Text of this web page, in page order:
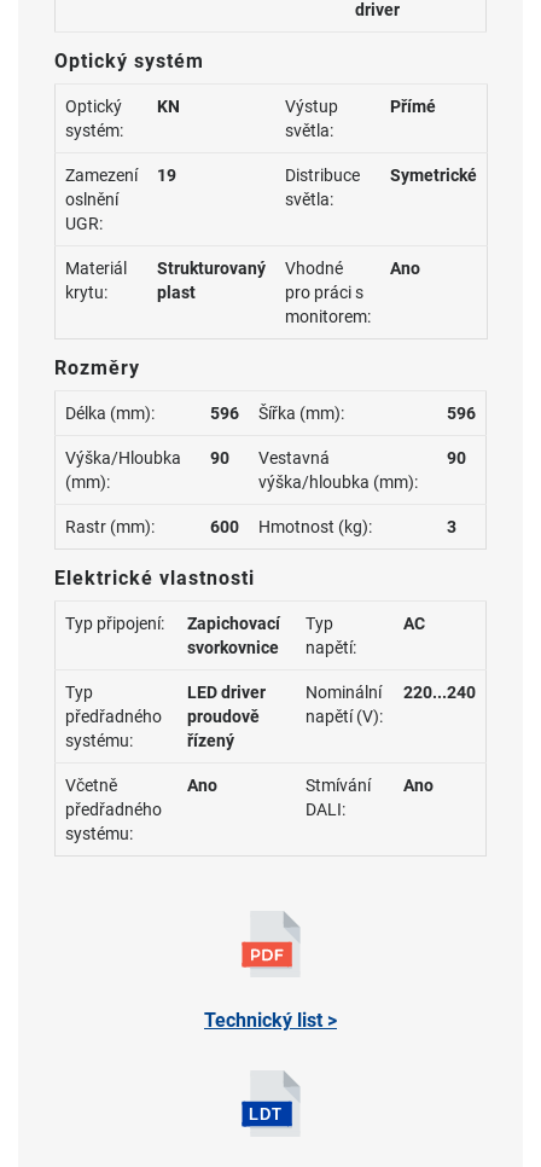
driver
Optický systém
Optický
systém:
KN
Výstup
světla:
Přímé
Zamezení
oslnění
UGR:
19
Distribuce
světla:
Symetrické
Materiál
krytu:
Strukturovaný
plast
Vhodné
pro práci s
monitorem:
Ano
Rozměry
Délka (mm): 596 Šířka (mm): 596
Výška/Hloubka
(mm):
90
Vestavná
výška/hloubka (mm):
90
Rastr (mm): 600 Hmotnost (kg): 3
Elektrické vlastnosti
Typ připojení:
Zapichovací
svorkovnice
Typ
napětí:
AC
Typ
předřadného
systému:
LED driver
proudově
řízený
Nominální
napětí (V):
220...240
Včetně
předřadného
systému:
Ano
Stmívání
DALI:
Ano
Technický list >